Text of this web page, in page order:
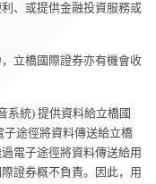
、或提供金融投資服務或
立橋國際證券亦有機會收
系統) 提供資料給立橋國
子途徑將資料傳送給立橋
電子途徑將資料傳送給用
證券概不負責。因此，用